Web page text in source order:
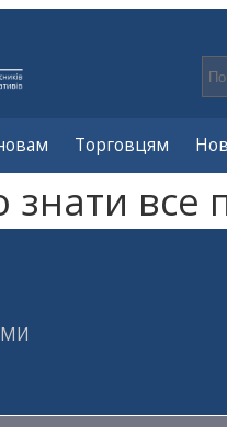
Торговцям
знати все